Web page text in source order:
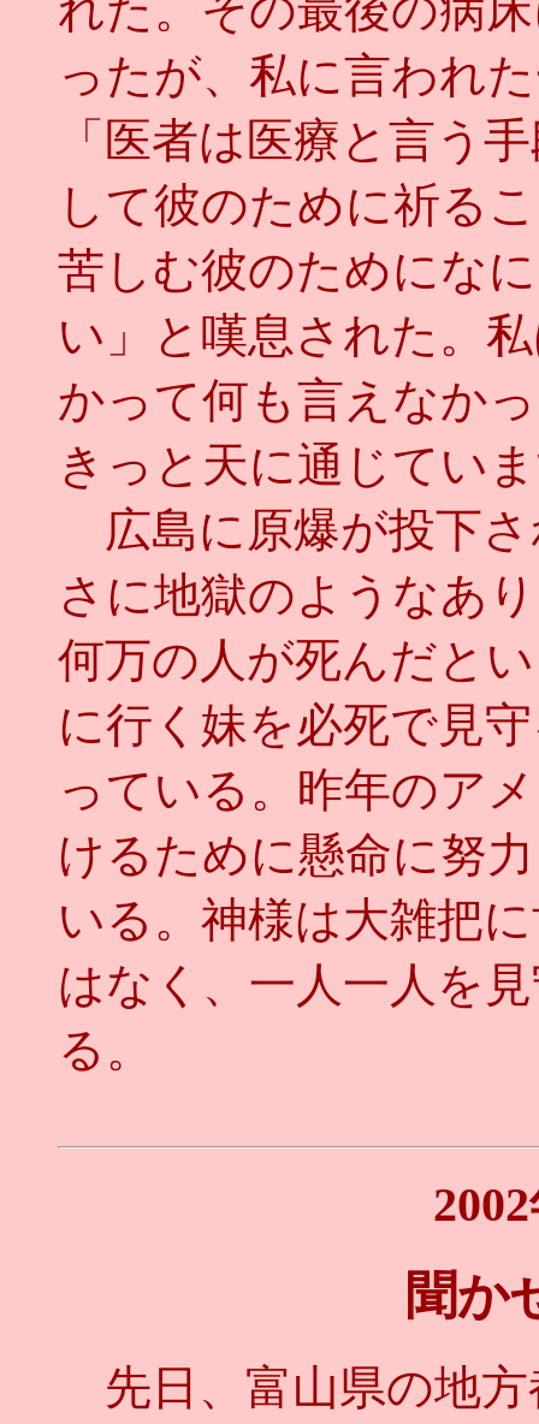
ったが、私に言われ
「医者は医療と言う
して彼のために祈る
苦しむ彼のためにな
い」と嘆息された。
かって何も言えなか
きっと天に通じてい
広島に原爆が投下
さに地獄のようなあ
何万の人が死んだと
に行く妹を必死で見
っている。昨年のア
けるために懸命に努
いる。神様は大雑把
はなく、一人一人を
る。
聞か
先日、富山県の地方